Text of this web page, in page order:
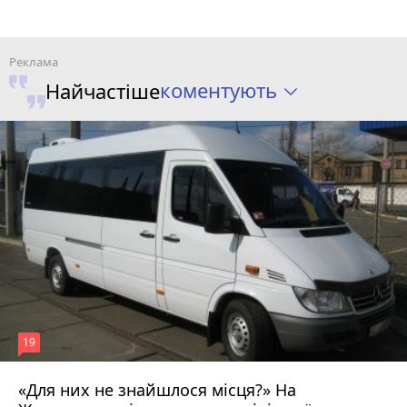
Найчастішекоментують
«Для них не знайшлося місця?» На
19